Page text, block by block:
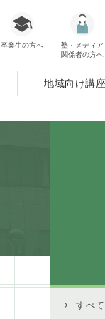
卒業生の方へ
塾・メディア
関係者の方へ
地域向け講座
すべ